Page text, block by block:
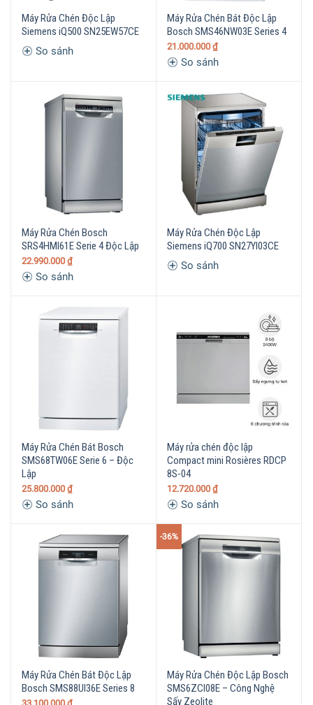
Máy Rửa Chén Độc Lập
Siemens iQ500 SN25EW57CE
So sánh
Máy Rửa Chén Bát Độc Lập
Bosch SMS46NW03E Series 4
21.000.000 ₫
So sánh
Máy Rửa Chén Bosch
SRS4HMI61E Serie 4 Độc Lập
22.990.000 ₫
So sánh
Máy Rửa Chén Độc Lập
Siemens iQ700 SN27YI03CE
So sánh
Máy Rửa Chén Bát Bosch
SMS68TW06E Serie 6 – Độc
Lập
25.800.000 ₫
So sánh
Máy rửa chén độc lập
Compact mini Rosières RDCP
8S-04
12.720.000 ₫
So sánh
Máy Rửa Chén Bát Độc Lập
Bosch SMS88UI36E Series 8
-36%
Máy Rửa Chén Độc Lập Bosch
SMS6ZCI08E – Công Nghệ
Sấy Zeolite